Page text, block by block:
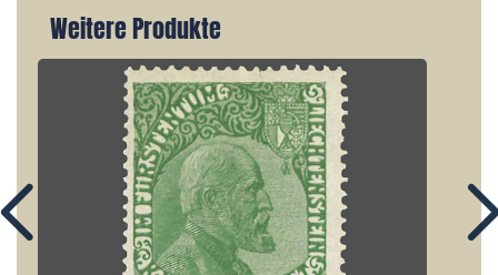
Weitere Produkte